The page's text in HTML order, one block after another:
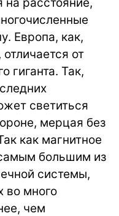
Европа, как,
от
гиганта. Так,
светиться
мерцая без
как магнитное
большим из
системы,
во много
чем